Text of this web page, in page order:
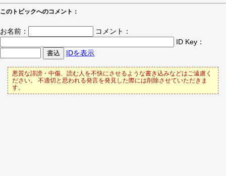
このトピックへのコメント：
お名前：
コメント：
ID Key：
IDを表示
悪質な誹謗・中傷、読む人を不快にさせるような書き込みなどはご遠慮く
ださい。 不適切と思われる発言を発見した際には削除させていただきま
す。